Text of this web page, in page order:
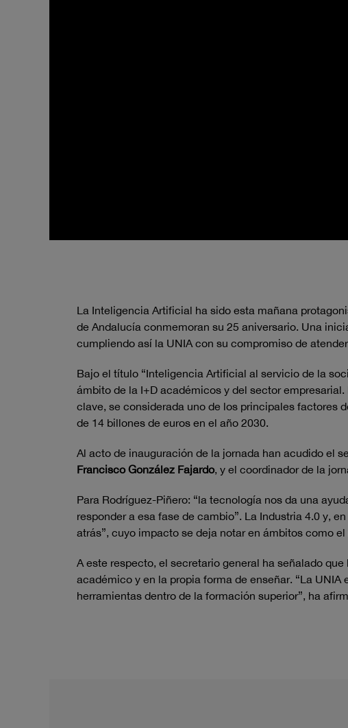
La Inteligencia Artificial ha sido esta mañana
de Andalucía conmemoran su 25 aniversario. Una
cumpliendo así la UNIA con su compromiso de
Bajo el título “Inteligencia Artificial al servicio de la
ámbito de la I+D académicos y del sector
clave, se considerada uno de los principales factores
de 14 billones de euros en el año 2030.
Al acto de inauguración de la jornada han acudido el
Francisco González Fajardo, y el coordinador de la
Para Rodríguez-Piñero: “la tecnología nos da una
responder a esa fase de cambio”. La Industria 4.0 y,
atrás”, cuyo impacto se deja notar en ámbitos como
A este respecto, el secretario general ha señalado
académico y en la propia forma de enseñar. “La
herramientas dentro de la formación superior”, ha